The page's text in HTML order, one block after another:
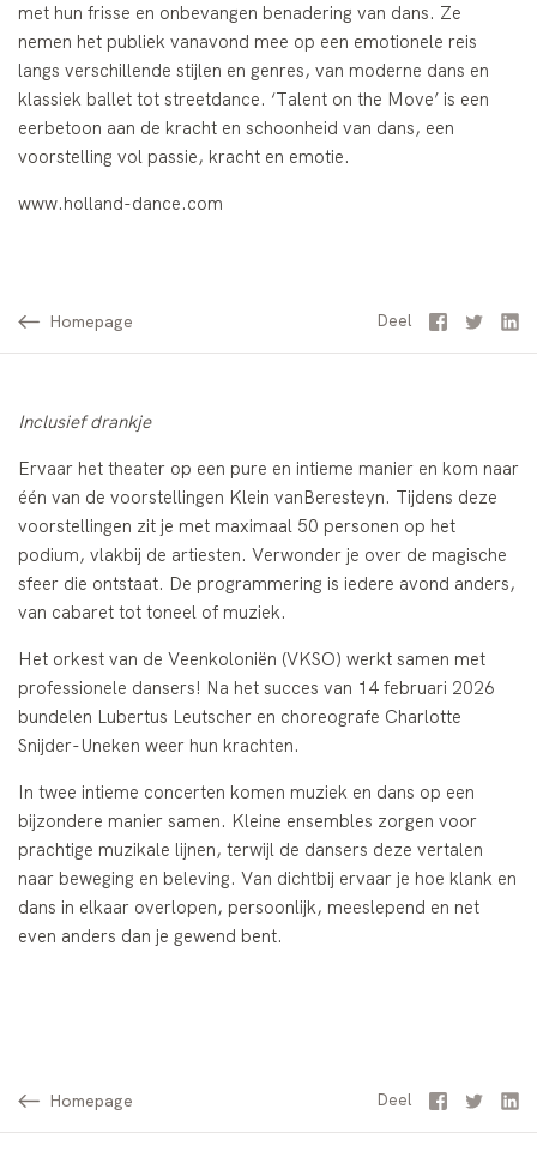
met hun frisse en onbevangen benadering van dans. Ze
nemen het publiek vanavond mee op een emotionele reis
langs verschillende stijlen en genres, van moderne dans en
klassiek ballet tot streetdance. ‘Talent on the Move’ is een
eerbetoon aan de kracht en schoonheid van dans, een
voorstelling vol passie, kracht en emotie.
www.holland-dance.com
Homepage Deel Facebook
Twitter
Inclusief drankje
Ervaar het theater op een pure en intieme manier en kom naar
één van de voorstellingen Klein vanBeresteyn. Tijdens deze
voorstellingen zit je met maximaal 50 personen op het
podium, vlakbij de artiesten. Verwonder je over de magische
sfeer die ontstaat. De programmering is iedere avond anders,
van cabaret tot toneel of muziek.
Het orkest van de Veenkoloniën (VKSO) werkt samen met
professionele dansers! Na het succes van 14 februari 2026
bundelen Lubertus Leutscher en choreografe Charlotte
Snijder-Uneken weer hun krachten.
In twee intieme concerten komen muziek en dans op een
bijzondere manier samen. Kleine ensembles zorgen voor
prachtige muzikale lijnen, terwijl de dansers deze vertalen
naar beweging en beleving. Van dichtbij ervaar je hoe klank en
dans in elkaar overlopen, persoonlijk, meeslepend en net
even anders dan je gewend bent.
Homepage Deel Facebook
Twitter